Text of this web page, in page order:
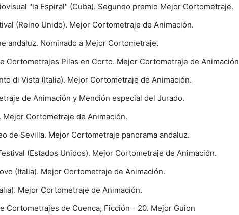
"la Espiral" (Cuba). Segundo premio Mejor Cortometraje.
(Reino Unido). Mejor Cortometraje de Animación.
andaluz. Nominado a Mejor Cortometraje.
Cortometrajes Pilas en Corto. Mejor Cortometraje de Animación
di Vista (Italia). Mejor Cortometraje de Animación.
de Animación y Mención especial del Jurado.
Mejor Cortometraje de Animación.
de Sevilla. Mejor Cortometraje panorama andaluz.
(Estados Unidos). Mejor Cortometraje de Animación.
(Italia). Mejor Cortometraje de Animación.
Mejor Cortometraje de Animación.
Cortometrajes de Cuenca, Ficción - 20. Mejor Guion